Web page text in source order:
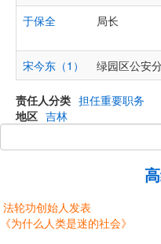
于保全
局长
宋今东（1） 绿园区公安
责任人分类 担任重要职务
地区 吉林
法轮功创始人发表
《为什么人类是迷的社会》